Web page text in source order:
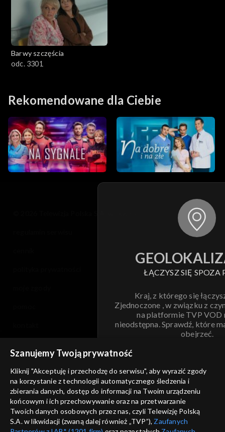
Barwy szczęścia
odc. 3301
Rekomendowane dla Ciebie
ŁĄCZYSZ SIĘ SPOZA
Kraj, z którego się
Zjednoczone , w związku z
na platformie TVP VOD
nieodstępna. Sprawdź, które
obejrzeć.
ANULUJ
informacje o dostawcy usług
Szanujemy Twoją prywatność
Kliknij "Akceptuję i przechodzę do serwisu", aby wyrazić zgody
na korzystanie z technologii automatycznego śledzenia i
zbierania danych, dostęp do informacji na Twoim urządzeniu
końcowym i ich przechowywanie oraz na przetwarzanie
Twoich danych osobowych przez nas, czyli Telewizję Polską
S.A. w likwidacji (zwaną dalej również „TVP”), Zaufanych